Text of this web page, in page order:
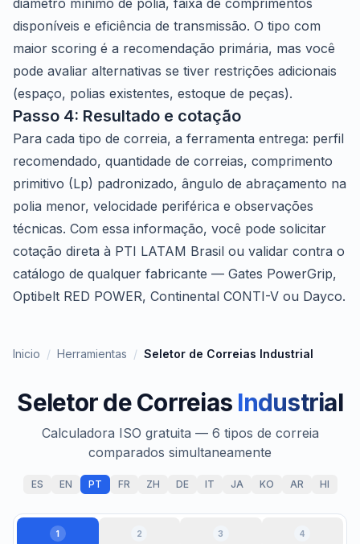
diâmetro mínimo de polia, faixa de comprimentos
disponíveis e eficiência de transmissão. O tipo com
maior scoring é a recomendação primária, mas você
pode avaliar alternativas se tiver restrições adicionais
(espaço, polias existentes, estoque de peças).
Passo 4: Resultado e cotação
Para cada tipo de correia, a ferramenta entrega: perfil
recomendado, quantidade de correias, comprimento
primitivo (Lp) padronizado, ângulo de abraçamento na
polia menor, velocidade periférica e observações
técnicas. Com essa informação, você pode solicitar
cotação direta à PTI LATAM Brasil ou validar contra o
catálogo de qualquer fabricante — Gates PowerGrip,
Optibelt RED POWER, Continental CONTI-V ou Dayco.
Inicio / Herramientas / Seletor de Correias Industrial
Seletor de Correias Industrial
Calculadora ISO gratuita — 6 tipos de correia
comparados simultaneamente
ES EN PT FR ZH DE IT JA KO AR HI
1 2 3 4